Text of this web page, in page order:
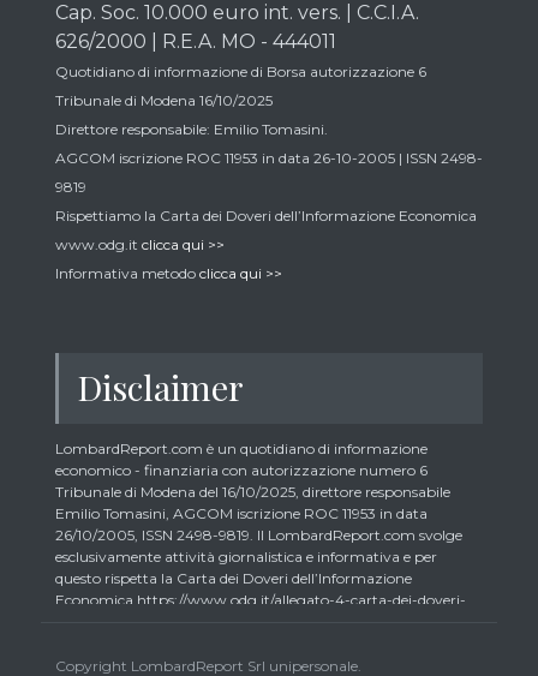
Cap. Soc. 10.000 euro int. vers. | C.C.I.A.
626/2000 | R.E.A. MO - 444011
Quotidiano di informazione di Borsa autorizzazione 6
Tribunale di Modena 16/10/2025
Direttore responsabile: Emilio Tomasini.
AGCOM iscrizione ROC 11953 in data 26-10-2005 | ISSN 2498-
9819
Rispettiamo la Carta dei Doveri dell’Informazione Economica
www.odg.it clicca qui >>
Informativa metodo clicca qui >>
Disclaimer
LombardReport.com è un quotidiano di informazione
economico - finanziaria con autorizzazione numero 6
Tribunale di Modena del 16/10/2025, direttore responsabile
Emilio Tomasini, AGCOM iscrizione ROC 11953 in data
26/10/2005, ISSN 2498-9819. Il LombardReport.com svolge
esclusivamente attività giornalistica e informativa e per
questo rispetta la Carta dei Doveri dell’Informazione
Economica https://www.odg.it/allegato-4-carta-dei-doveri-
essere consapevoli che i collaboratori di LombardReport.com
Copyright LombardReport Srl unipersonale.